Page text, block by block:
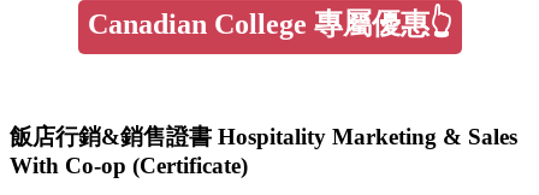
Canadian College 專屬優惠👆
飯店行銷&銷售證書 Hospitality Marketing & Sales
With Co-op (Certificate)